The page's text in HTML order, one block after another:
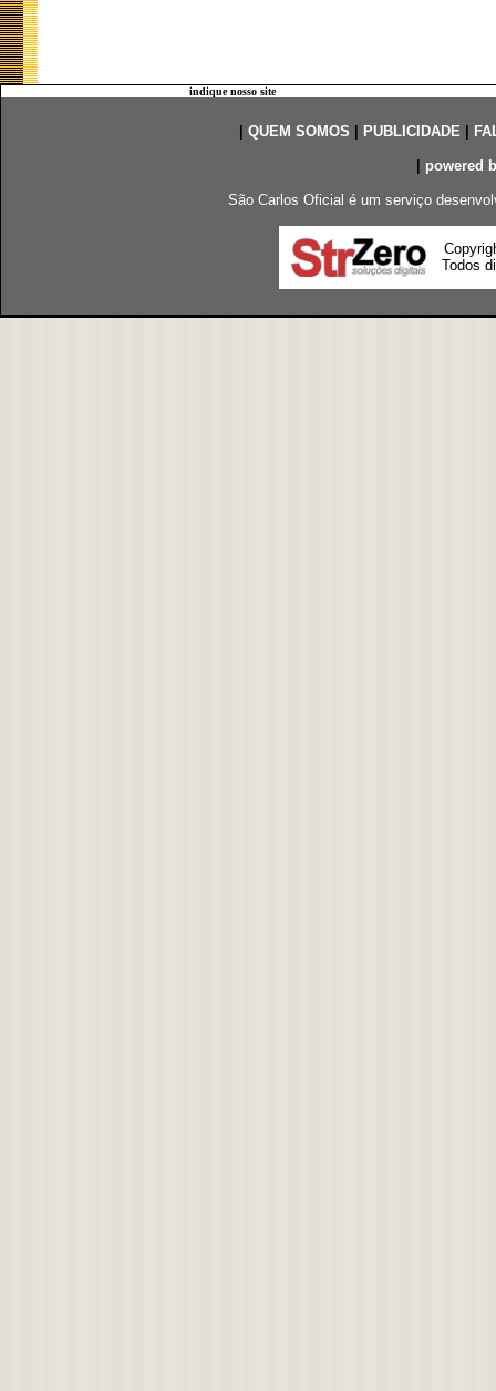
indique nosso site
QUEM SOMOS PUBLICIDADE|
powered
São Carlos Oficial é um serviço
Todos